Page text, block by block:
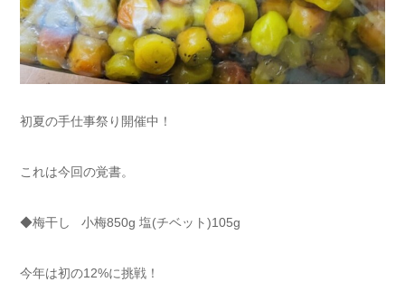
初夏の手仕事祭り開催中！
これは今回の覚書。
◆梅干し 小梅850g 塩(チベット)105g
今年は初の12%に挑戦！